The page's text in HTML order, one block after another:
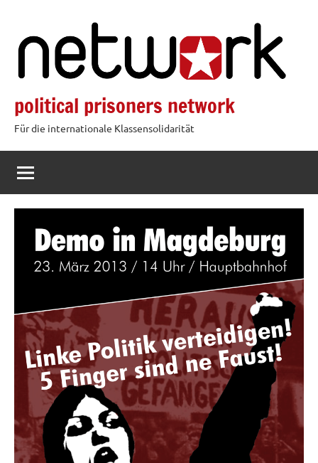
springen
political prisoners network
Für die internationale Klassensolidarität